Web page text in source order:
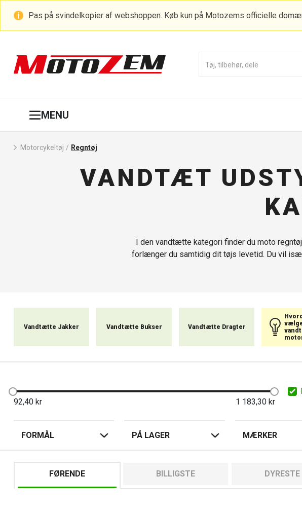
Pas på svindelkopier af webshoppen. Køb kun på Motozems officielle
MENU
Motorcykeltøj / Regntøj
VANDTÆT
I den vandtætte kategori finder du moto
forlænger du samtidig dit tøjs levetid. Du vil
handsker, vandtætte jakker,
Vandtætte Jakker Vandtætte Bukser Vandtætte Dragter
92,40 kr 1 183,30 kr
FORMÅL PÅ LAGER MÆRKER
FØRENDE BILLIGSTE DYRESTE